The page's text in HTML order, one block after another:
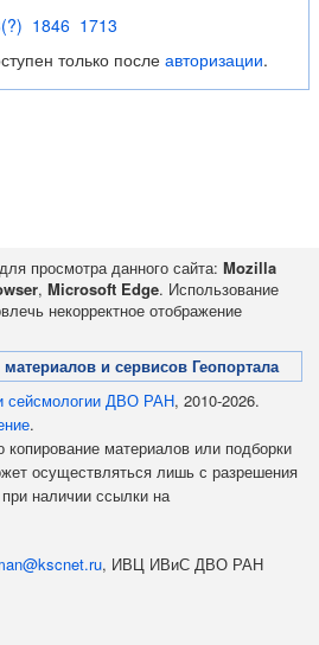
1846 1713
только после авторизации.
просмотра данного сайта: Mozilla
, Microsoft Edge. Использование
некорректное отображение
и сервисов Геопортала
сейсмологии ДВО РАН, 2010-2026.
.
материалов или подборки
осуществляться лишь с разрешения
наличии ссылки на
, ИВЦ ИВиС ДВО РАН